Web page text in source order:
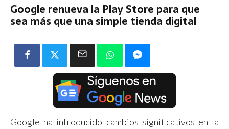
Google renueva la Play Store para que
sea más que una simple tienda digital
Google ha introducido cambios significativos en la